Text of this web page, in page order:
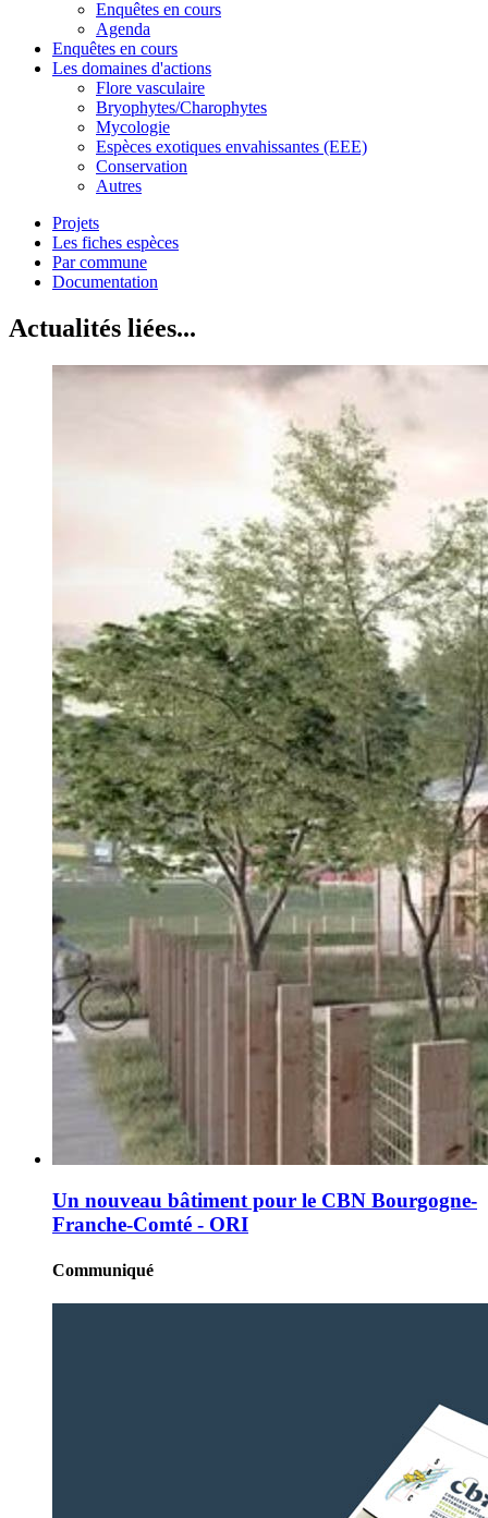
Enquêtes en cours
Agenda
Enquêtes en cours
Les domaines d'actions
Flore vasculaire
Bryophytes/Charophytes
Mycologie
Espèces exotiques envahissantes (EEE)
Conservation
Autres
Projets
Les fiches espèces
Par commune
Documentation
Actualités liées...
Un nouveau bâtiment pour le CBN Bourgogne-
Franche-Comté - ORI
Communiqué